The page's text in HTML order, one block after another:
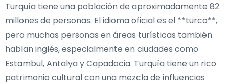
Turquía tiene una población de aproximadamente 82
millones de personas. El idioma oficial es el **turco**,
pero muchas personas en áreas turísticas también
hablan inglés, especialmente en ciudades como
Estambul, Antalya y Capadocia. Turquía tiene un rico
patrimonio cultural con una mezcla de influencias